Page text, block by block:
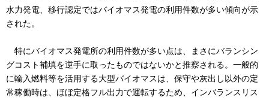
水力発電、移行認定ではバイオマス発電の利用件数が多い傾向が示
された。
特にバイオマス発電所の利用件数が多い点は、まさにバランシン
グコスト補填を逆手に取ったものではないかと推察される。一般的
に輸入燃料等を活用する大型バイオマスは、保守や灰出し以外の定
常稼働時は、ほぼ定格フル出力で運転するため、インバランスリス